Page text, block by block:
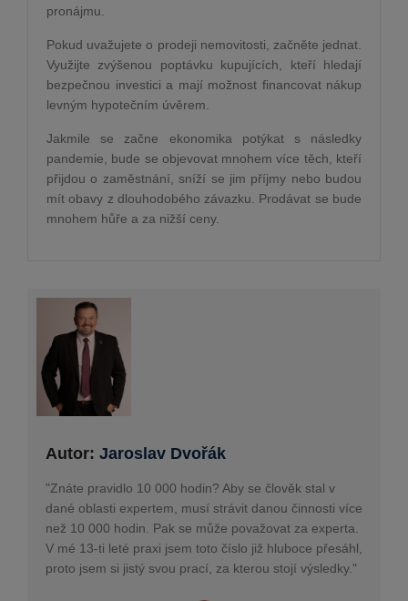
pronájmu.
Pokud uvažujete o prodeji nemovitosti, začněte jednat.
Využijte zvýšenou poptávku kupujících, kteří hledají
bezpečnou investici a mají možnost financovat nákup
levným hypotečním úvěrem.
Jakmile se začne ekonomika potýkat s následky
pandemie, bude se objevovat mnohem více těch, kteří
přijdou o zaměstnání, sníží se jim příjmy nebo budou
mít obavy z dlouhodobého závazku. Prodávat se bude
mnohem hůře a za nižší ceny.
Autor: Jaroslav Dvořák
"Znáte pravidlo 10 000 hodin? Aby se člověk stal v
dané oblasti expertem, musí strávit danou činnosti více
než 10 000 hodin. Pak se může považovat za experta.
V mé 13-ti leté praxi jsem toto číslo již hluboce přesáhl,
proto jsem si jistý svou prací, za kterou stojí výsledky."